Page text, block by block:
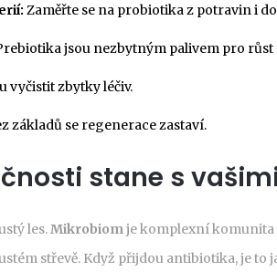
Zaměřte se na probiotika z potravin i
jsou nezbytným palivem pro
vyčistit zbytky léčiv.
základů se regenerace zastaví.
stane s
les.Mikrobiomjekomplexní
střevě. Když přijdou antibiotika, je to